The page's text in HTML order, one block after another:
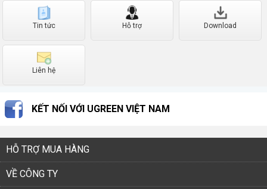
Tin tức Hỗ trợ Download
Liên hệ
KẾT NỐI VỚI UGREEN VIỆT NAM
HỖ TRỢ MUA HÀNG
VỀ CÔNG TY